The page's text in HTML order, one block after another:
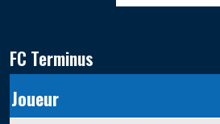
FC Terminus
Joueur